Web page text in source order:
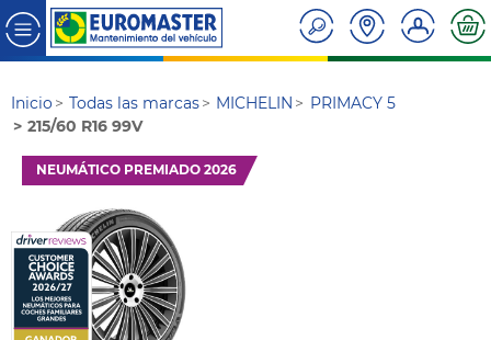
Inicio Todas las marcas MICHELIN
PRIMACY 5
215/60 R16 99V
NEUMÁTICO PREMIADO 2026